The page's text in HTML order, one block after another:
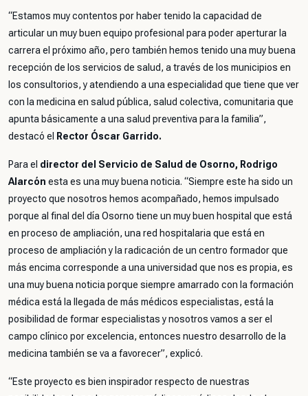
“Estamos muy contentos por haber tenido la capacidad de
articular un muy buen equipo profesional para poder aperturar la
carrera el próximo año, pero también hemos tenido una muy buena
recepción de los servicios de salud, a través de los municipios en
los consultorios, y atendiendo a una especialidad que tiene que ver
con la medicina en salud pública, salud colectiva, comunitaria que
apunta básicamente a una salud preventiva para la familia”,
destacó el
Rector Óscar Garrido.
Para el director del Servicio de Salud de Osorno, Rodrigo
Alarcón esta es una muy buena noticia. “Siempre este ha sido un
proyecto que nosotros hemos acompañado, hemos impulsado
porque al final del día Osorno tiene un muy buen hospital que está
en proceso de ampliación, una red hospitalaria que está en
proceso de ampliación y la radicación de un centro formador que
más encima corresponde a una universidad que nos es propia, es
una muy buena noticia porque siempre amarrado con la formación
médica está la llegada de más médicos especialistas, está la
posibilidad de formar especialistas y nosotros vamos a ser el
campo clínico por excelencia, entonces nuestro desarrollo de la
medicina también se va a favorecer”, explicó.
“Este proyecto es bien inspirador respecto de nuestras